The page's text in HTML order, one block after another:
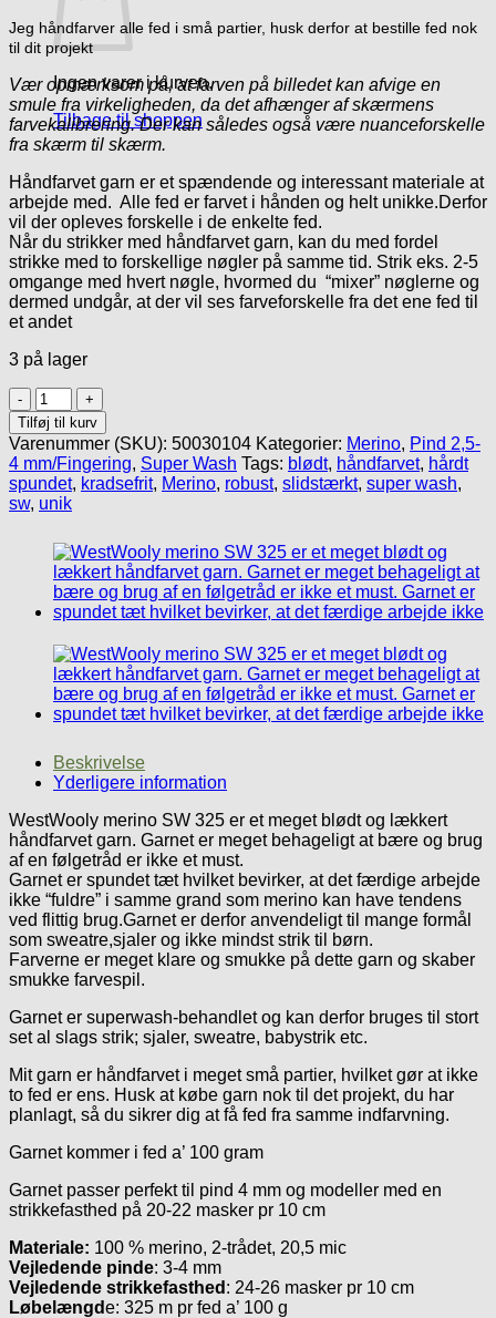
Ingen varer i kurven.
Tilbage til shoppen
Jeg håndfarver alle fed i små partier, husk derfor at bestille fed nok
til dit projekt
Vær opmærksom på, at farven på billedet kan afvige en
smule fra virkeligheden, da det afhænger af skærmens
farvekalibrering. Der kan således også være nuanceforskelle
fra skærm til skærm.
Håndfarvet garn er et spændende og interessant materiale at
arbejde med. Alle fed er farvet i hånden og helt unikke.Derfor
vil der opleves forskelle i de enkelte fed.
Når du strikker med håndfarvet garn, kan du med fordel
strikke med to forskellige nøgler på samme tid. Strik eks. 2-5
omgange med hvert nøgle, hvormed du “mixer” nøglerne og
dermed undgår, at der vil ses farveforskelle fra det ene fed til
et andet
3 på lager
Håndfarvet
Merino
SW
325/
Brune
Toner
antal
Tilføj til kurv
Varenummer (SKU): 50030104 Kategorier: Merino, Pind 2,5-
4 mm/Fingering, Super Wash Tags: blødt, håndfarvet, hårdt
spundet, kradsefrit, Merino, robust, slidstærkt, super wash,
sw, unik
Beskrivelse
Yderligere information
WestWooly merino SW 325 er et meget blødt og lækkert
håndfarvet garn. Garnet er meget behageligt at bære og brug
af en følgetråd er ikke et must.
Garnet er spundet tæt hvilket bevirker, at det færdige arbejde
ikke “fuldre” i samme grand som merino kan have tendens
ved flittig brug.Garnet er derfor anvendeligt til mange formål
som sweatre,sjaler og ikke mindst strik til børn.
Farverne er meget klare og smukke på dette garn og skaber
smukke farvespil.
Garnet er superwash-behandlet og kan derfor bruges til stort
set al slags strik; sjaler, sweatre, babystrik etc.
Mit garn er håndfarvet i meget små partier, hvilket gør at ikke
to fed er ens. Husk at købe garn nok til det projekt, du har
planlagt, så du sikrer dig at få fed fra samme indfarvning.
Garnet kommer i fed a’ 100 gram
Garnet passer perfekt til pind 4 mm og modeller med en
strikkefasthed på 20-22 masker pr 10 cm
Materiale: 100 % merino, 2-trådet, 20,5 mic
Vejledende pinde: 3-4 mm
Vejledende strikkefasthed : 24-26 masker pr 10 cm
Løbelængde: 325 m pr fed a’ 100 g